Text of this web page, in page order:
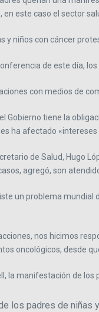
en este caso el sector
y niños con cáncer
de este día,
con medios de
Gobierno tiene la
ha afectado «intereses
de Salud, Hugo
agregó, son
un problema mundial
nos hicimos
oncológicos, desde
la manifestación de
los padres de niñas